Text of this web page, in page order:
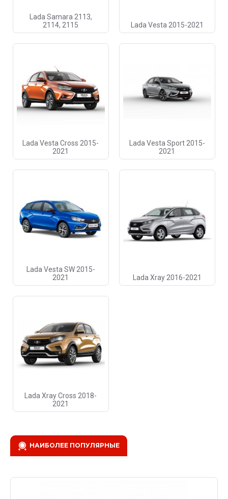
Lada Samara 2113,
2114, 2115
Lada Vesta 2015-2021
Lada Vesta Cross 2015-
2021
Lada Vesta Sport 2015-
2021
Lada Vesta SW 2015-
2021
Lada Xray 2016-2021
Lada Xray Cross 2018-
2021
НАИБОЛЕЕ ПОПУЛЯРНЫЕ